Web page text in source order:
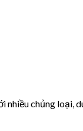
chủng loại,